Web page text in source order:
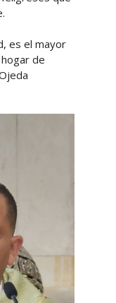
es el mayor
de